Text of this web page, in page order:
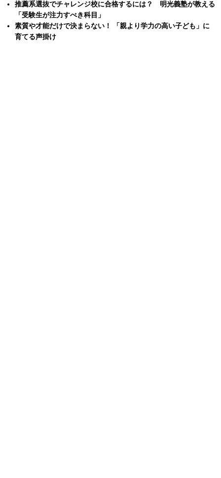
推薦系選抜でチャレンジ校に合格するには？ 明光義塾が教える
「受験生が注力すべき科目」
素質や才能だけで決まらない！ 「親より学力の高い子ども」に
育てる声掛け